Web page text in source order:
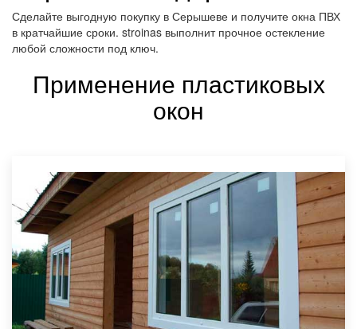
Сделайте выгодную покупку в Серышеве и получите окна ПВХ
в кратчайшие сроки. stroinas выполнит прочное остекление
любой сложности под ключ.
Применение пластиковых
окон